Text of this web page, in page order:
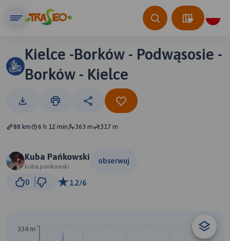
Kielce -Borków - Podwąsosie -
Borków - Kielce
88 km 6 h 12 min 363 m 317 m
Kuba Pańkowski
kuba.pankowski
obserwuj
0 1.2/6
334 m